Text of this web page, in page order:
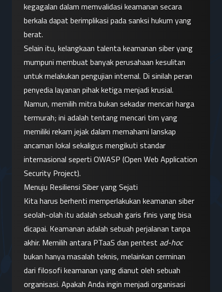
kegagalan dalam memvalidasi keamanan secara
berkala dapat berimplikasi pada sanksi hukum yang
berat.
Selain itu, kelangkaan talenta keamanan siber yang
mumpuni membuat banyak perusahaan kesulitan
untuk melakukan pengujian internal. Di sinilah peran
penyedia layanan pihak ketiga menjadi krusial.
Namun, memilih mitra bukan sekadar mencari harga
termurah; ini adalah tentang mencari tim yang
memiliki rekam jejak dalam memahami lanskap
ancaman lokal sekaligus mengikuti standar
internasional seperti OWASP (Open Web Application
Security Project).
Menuju Resiliensi Siber yang Sejati
Kita harus berhenti memperlakukan keamanan siber
seolah-olah itu adalah sebuah garis finis yang bisa
dicapai. Keamanan adalah sebuah perjalanan tanpa
akhir. Memilih antara PTaaS dan pentest ad-hoc
bukan hanya masalah teknis, melainkan cerminan
dari filosofi keamanan yang dianut oleh sebuah
organisasi. Apakah Anda ingin menjadi organisasi